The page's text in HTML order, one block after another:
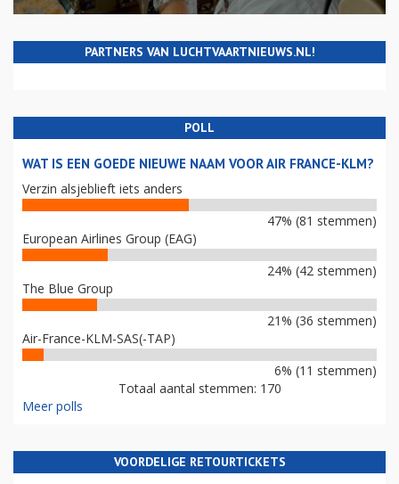
PARTNERS VAN LUCHTVAARTNIEUWS.NL!
POLL
WAT IS EEN GOEDE NIEUWE NAAM VOOR AIR FRANCE-KLM?
Verzin alsjeblieft iets anders
47% (81 stemmen)
European Airlines Group (EAG)
24% (42 stemmen)
The Blue Group
21% (36 stemmen)
Air-France-KLM-SAS(-TAP)
6% (11 stemmen)
Totaal aantal stemmen: 170
Meer polls
VOORDELIGE RETOURTICKETS